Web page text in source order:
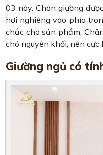
03 này. Chân giường
hơi nghiêng vào phía
chắc cho sản phẩm.
chó nguyên khối, nên cực
Giường ngủ có